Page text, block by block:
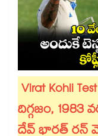
Virat Kohli
దిగ్గజం, 1983